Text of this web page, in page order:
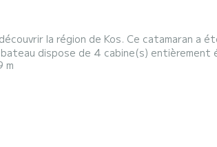
la région de Kos. Ce catamaran a
sera votre meilleur allié pour passer des
m